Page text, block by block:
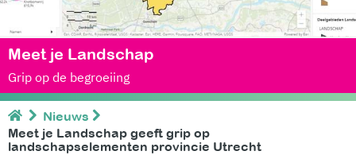
Meet je Landschap
Grip op de begroeiing
Nieuws
Meet je Landschap geeft grip op
landschapselementen provincie Utrecht